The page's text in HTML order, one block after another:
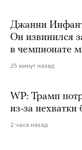
Джанни
Он извинился
в чемпионате
25 минут назад
WP: Трамп
из-за нехватки
2 часа назад